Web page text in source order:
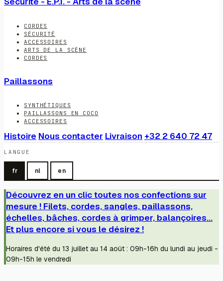
CORDES
SÉCURITÉ
ACCESSOIRES
ARTS DE LA SCÈNE
CORDES
Paillassons
SYNTHÉTIQUES
PAILLASSONS EN COCO
ACCESSOIRES
Histoire Nous contacter Livraison +32 2 640 72 47
LANGUE
fr nl en
Découvrez en un clic toutes nos confections sur
mesure ! Filets, cordes, sangles, paillassons,
échelles, bâches, cordes à grimper, balançoires...
Et plus encore si vous le désirez !
Horaires d'été du 13 juillet au 14 août : 09h-16h du lundi au jeudi -
09h-15h le vendredi